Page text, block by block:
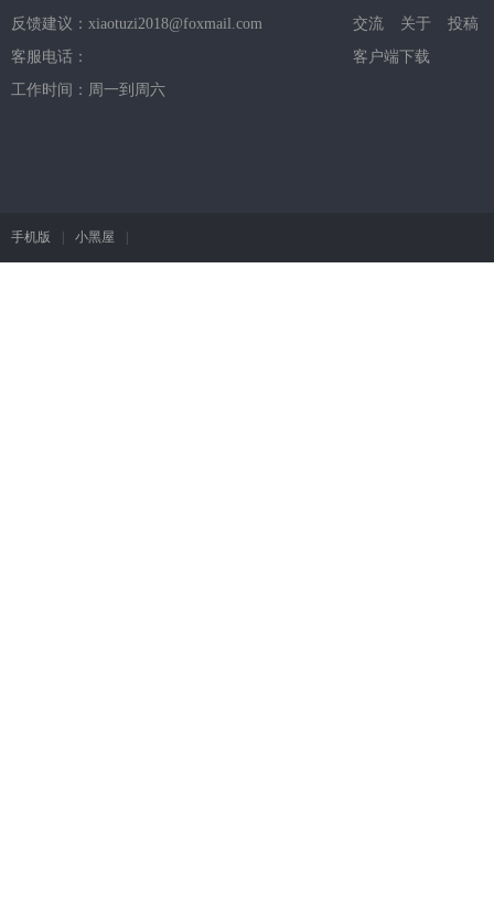
反馈建议：xiaotuzi2018@foxmail.com
客服电话：
工作时间：周一到周六
交流 关于
投稿
客户端下载
手机版 | 小黑屋 |